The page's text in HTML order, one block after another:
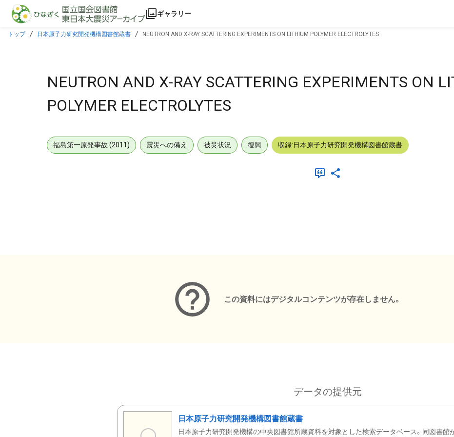
本文に飛ぶ
ギャラリー
トップ 日本原子力研究開発機構図書館蔵書 NEUTRON AND X-RAY SCATTERING EXPERIMENTS ON LITHIUM POLYMER ELECTROLYTES
NEUTRON AND X-RAY SCATTERING EXPERIMENTS ON
POLYMER ELECTROLYTES
福島第一原発事故 (2011) 震災への備え 被災状況 復興 収録:日本原子力研究開発機構図書館蔵書
この資料にはデジタルコンテンツが存在しません。
データの提供元
日本原子力研究開発機構図書館蔵書
日本原子力研究開発機構の中央図書館所蔵資料を対象とした検索データベース。同図書館